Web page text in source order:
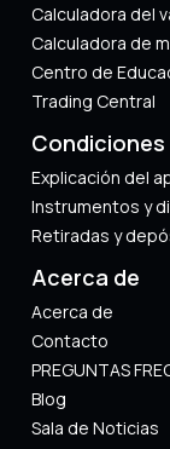
Calculadora del
Calculadora de
Centro de
Trading Central
Explicación del
Instrumentos y
Retiradas y
Acerca de
Acerca de
Contacto
PREGUNTAS
Blog
Sala de Noticias